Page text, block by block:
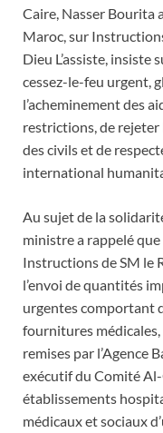
Caire, Nasser Bourita
Maroc, sur
Dieu L’assiste, insiste
cessez-le-feu urgent,
l’acheminement des
restrictions, de
des civils et de
international
Au sujet de la
ministre a rappelé
Instructions de SM le
l’envoi de quantités
urgentes comportant
fournitures médicales,
remises par l’Agence
exécutif du Comité
établissements
médicaux et sociaux